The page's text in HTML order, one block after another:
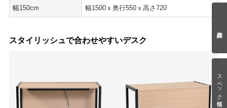
スペック情報
幅150cm 幅1500ｘ奥行550ｘ高さ720
スタイリッシュで合わせやすいデスク